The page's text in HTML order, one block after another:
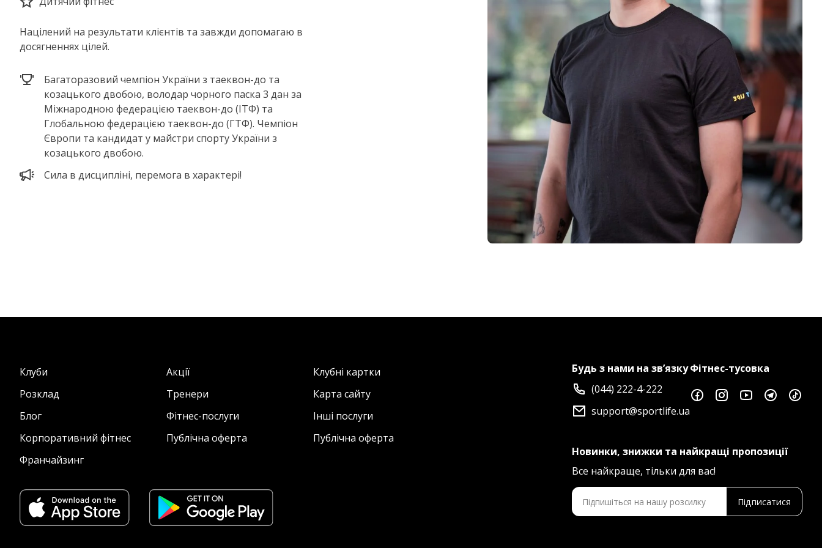
Націлений на результати клієнтів та завжди допомагаю в
досягненнях цілей.
Багаторазовий чемпіон України з таеквон-до та
козацького двобою, володар чорного паска 3 дан за
Міжнародною федерацією таеквон-до (ІТФ) та
Глобальною федерацією таеквон-до (ГТФ). Чемпіон
Європи та кандидат у майстри спорту України з
козацького двобою.
Сила в дисципліні, перемога в характері!
Клуби Акції
Клубні картки
Розклад
Тренери
Карта сайту
Блог
Фітнес-послуги
Інші послуги
Корпоративний фітнес
Публічна оферта
Публічна оферта
Франчайзинг
Будь з нами на зв’язку
(044) 222-4-222
support@sportlife.ua
Фітнес-тусовка
Новинки, знижки та найкращі пропозиції
Все найкраще, тільки для вас!
Підписатися